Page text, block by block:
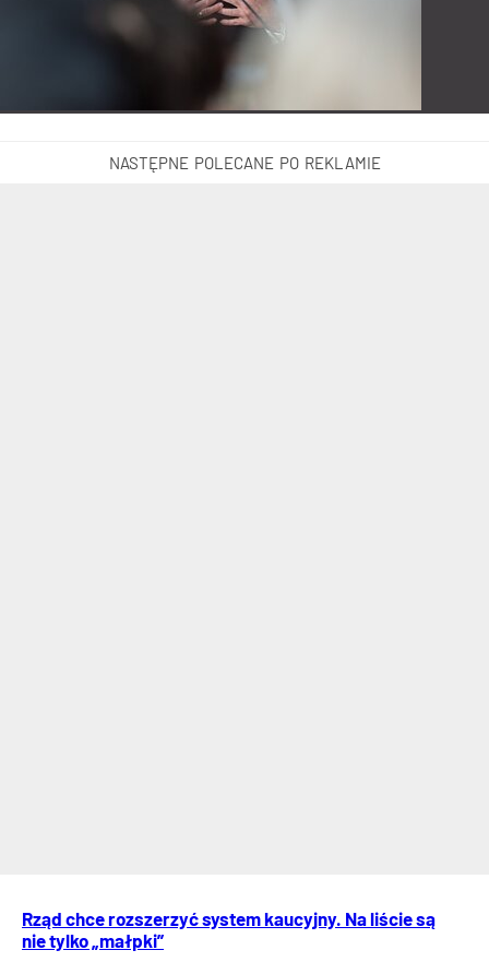
Rząd chce rozszerzyć system kaucyjny. Na liście są
nie tylko „małpki”